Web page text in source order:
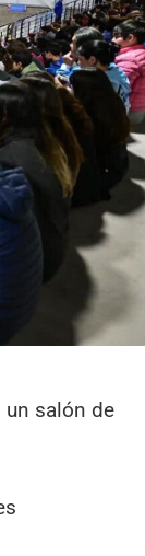
salón de